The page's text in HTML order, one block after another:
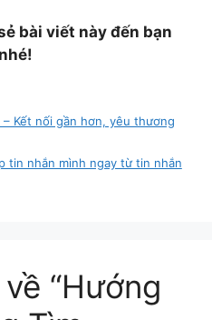
bài viết này đến bạn
Kết nối gần hơn, yêu thương
tin nhắn mình ngay từ tin nhắn
“Hướng